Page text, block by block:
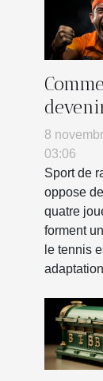
fort au
tennis
8
03:06
Sport de
oppose
quatre
forment
le tennis